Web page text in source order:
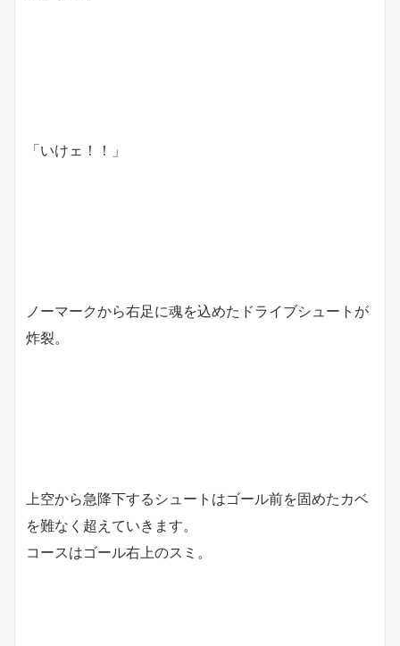
「いけェ！！」
ノーマークから右足に魂を込めたドライブシュートが
炸裂。
上空から急降下するシュートはゴール前を固めたカベ
を難なく超えていきます。
コースはゴール右上のスミ。